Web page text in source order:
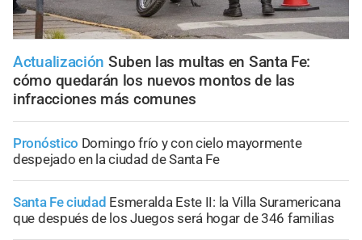
Actualización Suben las multas en Santa Fe:
cómo quedarán los nuevos montos de las
infracciones más comunes
Pronóstico Domingo frío y con cielo mayormente
despejado en la ciudad de Santa Fe
Santa Fe ciudad Esmeralda Este II: la Villa Suramericana
que después de los Juegos será hogar de 346 familias